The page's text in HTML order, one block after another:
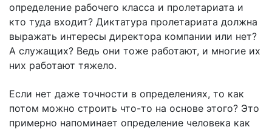
определение рабочего класса и пролетариата и
кто туда входит? Диктатура пролетариата должна
выражать интересы директора компании или нет?
А служащих? Ведь они тоже работают, и многие их
них работают тяжело.
Если нет даже точности в определениях, то как
потом можно строить что-то на основе этого? Это
примерно напоминает определение человека как